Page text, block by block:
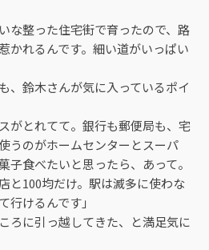
な整った住宅街で育ったので、路
かれるんです。細い道がいっぱい
、鈴木さんが気に入っているポイ
がとれてて。銀行も郵便局も、宅
うのがホームセンターとスーパ
子食べたいと思ったら、あって。
と100均だけ。駅は滅多に使わな
行けるんです」
ろに引っ越してきた、と満足気に